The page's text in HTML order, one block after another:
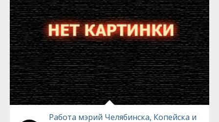
Работа мэрий Челябинска, Копейска и